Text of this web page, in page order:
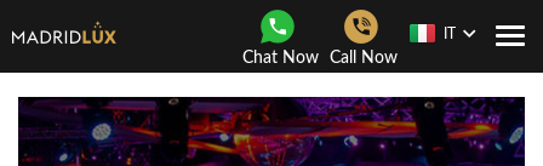
Chat Now Call Now